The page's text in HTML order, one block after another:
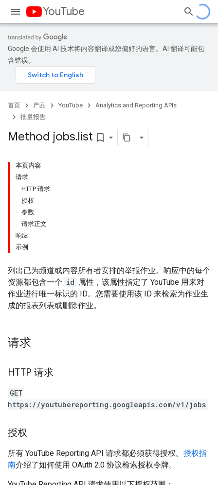
YouTube
Google 会使用 AI 技术将内容翻译成您偏好的语言。AI 翻译可能包
含错误。
首页 产品 YouTube
Analytics and Reporting APIs
批量报告
Method jobs.list bookmark_border
本页内容
请求
HTTP 请求
授权
参数
请求正文
响应
示例
列出已为频道或内容所有者安排的举报作业。响应中的每个
资源都包含一个 id 属性，该属性指定了 YouTube 用来对
作业进行唯一标识的 ID。您需要使用该 ID 来检索为作业生
成的报表列表或删除作业。
请求
HTTP 请求
GET
https://youtubereporting.googleapis.com/v1/jobs
授权
所有 YouTube Reporting API 请求都必须获得授权。 授权指
南介绍了如何使用 OAuth 2.0 协议检索授权令牌。